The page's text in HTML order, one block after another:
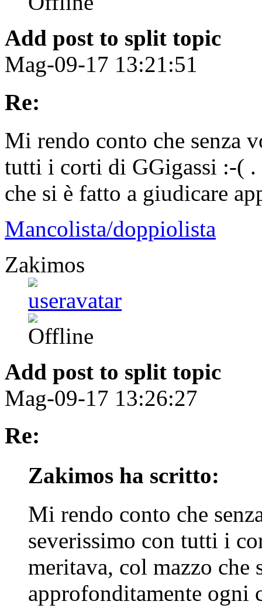
Add post to split topic
Mag-09-17 13:21:51
Re:
Mi rendo conto che senza
tutti i corti di GGigassi :-( .
che si è fatto a giudicare
Mancolista/doppiolista
Zakimos
Add post to split topic
Mag-09-17 13:26:27
Re:
Zakimos ha scritto:
Mi rendo conto che
severissimo con tutti i
meritava, col mazzo che
approfonditamente ogni